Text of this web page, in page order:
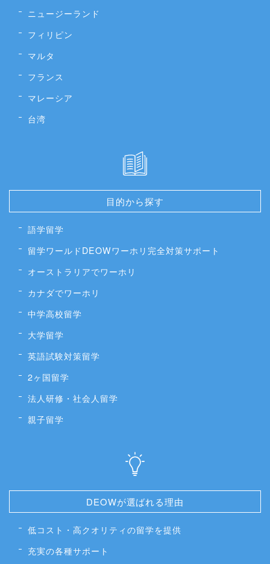
ニュージーランド
フィリピン
マルタ
フランス
マレーシア
台湾
目的から探す
語学留学
留学ワールドDEOWワーホリ完全対策サポート
オーストラリアでワーホリ
カナダでワーホリ
中学高校留学
大学留学
英語試験対策留学
2ヶ国留学
法人研修・社会人留学
親子留学
DEOWが選ばれる理由
低コスト・高クオリティの留学を提供
充実の各種サポート